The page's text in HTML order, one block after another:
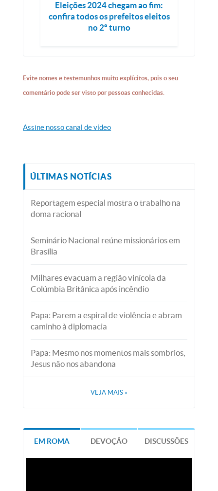
Eleições 2024 chegam ao fim:
confira todos os prefeitos eleitos
no 2º turno
Evite nomes e testemunhos muito explícitos, pois o seu
comentário pode ser visto por pessoas conhecidas.
Assine nosso canal de vídeo
ÚLTIMAS NOTÍCIAS
Reportagem especial mostra o trabalho na
doma racional
Seminário Nacional reúne missionários em
Brasília
Milhares evacuam a região vinícola da
Colúmbia Britânica após incêndio
Papa: Parem a espiral de violência e abram
caminho à diplomacia
Papa: Mesmo nos momentos mais sombrios,
Jesus não nos abandona
VEJA MAIS »
EM ROMA DEVOÇÃO DISCUSSÕES